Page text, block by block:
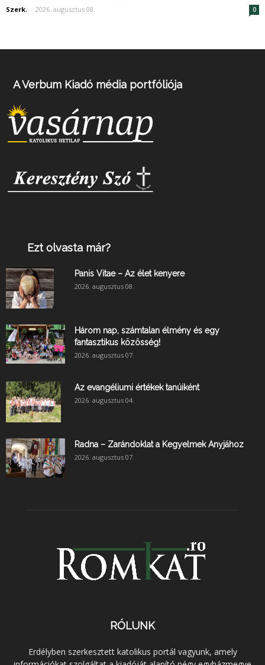
Szerk. - 2026. augusztus 08. 0
A Verbum Kiadó média portfóliója
Ezt olvasta már?
Panis Vitae – Az élet kenyere
2026. augusztus 08.
Három nap, számtalan élmény és egy
fantasztikus közösség!
2026. augusztus 07.
Az evangéliumi értékek tanúiként
2026. augusztus 04.
Radna – Zarándoklat a Kegyelmek Anyjához
2026. augusztus 07.
RÓLUNK
Erdélyben szerkesztett katolikus portál vagyunk, amely